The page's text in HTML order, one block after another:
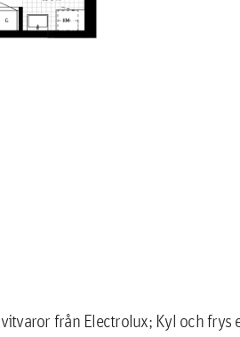
från Electrolux; Kyl och frys